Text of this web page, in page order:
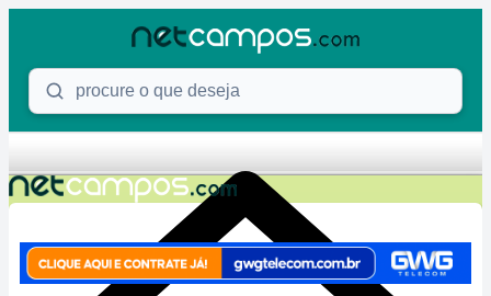
Procure o que deseja